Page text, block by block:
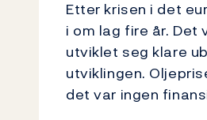
Etter krisen i det
i om lag fire år.
utviklet seg klare
utviklingen.
det var ingen